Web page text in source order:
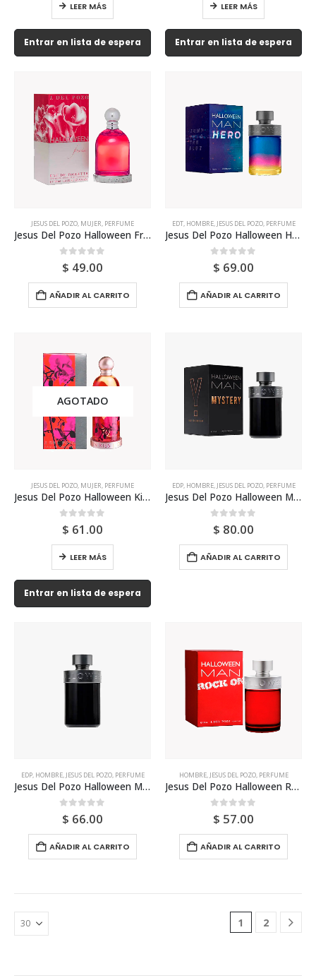
LEER MÁS
Entrar en lista de espera
LEER MÁS
Entrar en lista de espera
JESUS DEL POZO, MUJER, PERFUME
Jesus Del Pozo Halloween Freesia 100ml Para Mujer
0out of 5
$ 49.00
AÑADIR AL CARRITO
EDT, HOMBRE, JESUS DEL POZO, PERFUME
Jesus Del Pozo Halloween Hero Edt 125ml Para Hombre
0out of 5
$ 69.00
AÑADIR AL CARRITO
AGOTADO
JESUS DEL POZO, MUJER, PERFUME
Jesus Del Pozo Halloween Kiss 100ml Para Mujer
0out of 5
$ 61.00
LEER MÁS
Entrar en lista de espera
EDP, HOMBRE, JESUS DEL POZO, PERFUME
Jesus Del Pozo Halloween Mystery Edp 125ml Para Hombre
0out of 5
$ 80.00
AÑADIR AL CARRITO
EDP, HOMBRE, JESUS DEL POZO, PERFUME
Jesus Del Pozo Halloween Mystery Edp 125ml Tester Para Hombre
0out of 5
$ 66.00
AÑADIR AL CARRITO
HOMBRE, JESUS DEL POZO, PERFUME
Jesus Del Pozo Halloween Rock Edt 125ml Para Hombre
0out of 5
$ 57.00
AÑADIR AL CARRITO
1 2